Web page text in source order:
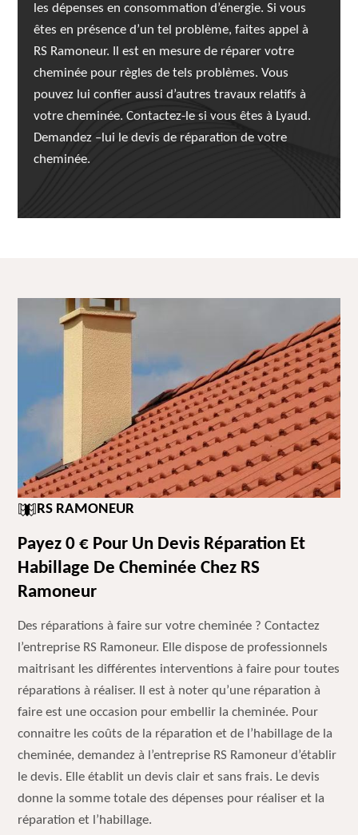
les dépenses en consommation d’énergie. Si vous
êtes en présence d’un tel problème, faites appel à
RS Ramoneur. Il est en mesure de réparer votre
cheminée pour règles de tels problèmes. Vous
pouvez lui confier aussi d’autres travaux relatifs à
votre cheminée. Contactez-le si vous êtes à Lyaud.
Demandez –lui le devis de réparation de votre
cheminée.
RS RAMONEUR
Payez 0 € Pour Un Devis Réparation Et
Habillage De Cheminée Chez RS
Ramoneur
Des réparations à faire sur votre cheminée ? Contactez
l’entreprise RS Ramoneur. Elle dispose de professionnels
maitrisant les différentes interventions à faire pour toutes
réparations à réaliser. Il est à noter qu’une réparation à
faire est une occasion pour embellir la cheminée. Pour
connaitre les coûts de la réparation et de l’habillage de la
cheminée, demandez à l’entreprise RS Ramoneur d’établir
le devis. Elle établit un devis clair et sans frais. Le devis
donne la somme totale des dépenses pour réaliser et la
réparation et l’habillage.